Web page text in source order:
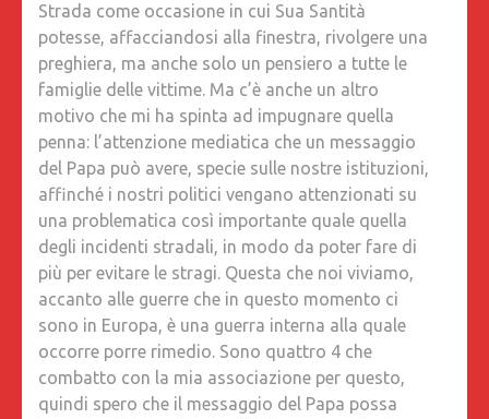
Strada come occasione in cui Sua Santità
potesse, affacciandosi alla finestra, rivolgere una
preghiera, ma anche solo un pensiero a tutte le
famiglie delle vittime. Ma c’è anche un altro
motivo che mi ha spinta ad impugnare quella
penna: l’attenzione mediatica che un messaggio
del Papa può avere, specie sulle nostre istituzioni,
affinché i nostri politici vengano attenzionati su
una problematica così importante quale quella
degli incidenti stradali, in modo da poter fare di
più per evitare le stragi. Questa che noi viviamo,
accanto alle guerre che in questo momento ci
sono in Europa, è una guerra interna alla quale
occorre porre rimedio. Sono quattro 4 che
combatto con la mia associazione per questo,
quindi spero che il messaggio del Papa possa